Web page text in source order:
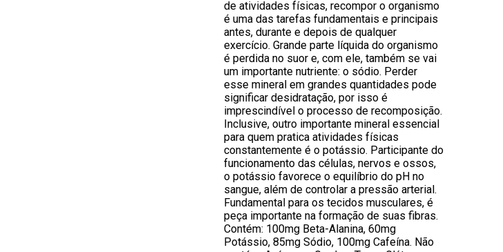
de atividades físicas, recompor o organismo
é uma das tarefas fundamentais e principais
antes, durante e depois de qualquer
exercício. Grande parte líquida do organismo
é perdida no suor e, com ele, também se vai
um importante nutriente: o sódio. Perder
esse mineral em grandes quantidades pode
significar desidratação, por isso é
imprescindível o processo de recomposição.
Inclusive, outro importante mineral essencial
para quem pratica atividades físicas
constantemente é o potássio. Participante do
funcionamento das células, nervos e ossos,
o potássio favorece o equilíbrio do pH no
sangue, além de controlar a pressão arterial.
Fundamental para os tecidos musculares, é
peça importante na formação de suas fibras.
Contém: 100mg Beta-Alanina, 60mg
Potássio, 85mg Sódio, 100mg Cafeína. Não